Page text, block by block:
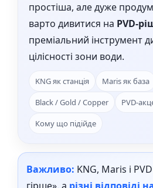
простіша, але дуже
варто дивитися на PVD-
преміальний інструмент
цілісності зони води.
KNG як станція
Maris як база
Black / Gold / Copper
PVD-
Кому що підійде
Важливо: KNG, Maris і